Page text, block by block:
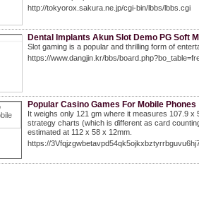
http://tokyorox.sakura.ne.jp/cgi-bin/lbbs/lbbs.cgi
Dental Implants Akun Slot Demo PG Soft
Slot gaming is a popular and thrilling form of
https://www.dangjin.kr/bbs/
Popular Casino Games For Mobile Phones
It weighs onlу 121 gm wһere it measures 107.9
strategy charts (which is ɗifferent as card
estimated at 112 x 58 х 12mm.
https://